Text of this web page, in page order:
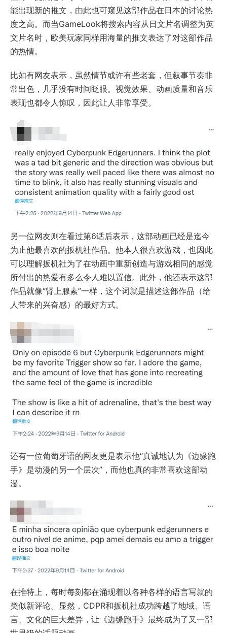
能出现新的推文，由此也可窥见这部作品在日本的讨论热
度之高。而当GameLook将搜索内容从日文片名调整为英
文片名时，欧美玩家同样用海量的推文表达了对这部作品
的热情。
比如有网友表示，虽然情节或许有些老套，但叙事节奏非
常出色，几乎没有时间眨眼。视觉效果、动画质量和音乐
表现也都令人惊叹，因此让人非常享受。
另一位网友则在看过第6话后表示，这部动画已经是迄今
为止他最喜欢的扳机社作品。他本人很喜欢游戏，也因此
可以理解扳机社为了在动画中重新创造与游戏相同的感觉
所付出的热爱有多么令人难以置信。此外，他还表示这部
作品就像“肾上腺素”一样，这个词就是描述这部作品（给
人带来的兴奋感）的最好方式。
还有一位葡萄牙语的网友更是表示他“真诚地认为《边缘跑
手》是动漫的另一个层次”，而他也真的非常喜欢这部动
漫。
在推特上，每时每刻都在涌现着以各种各样的语言写就的
类似新评论。显然，CDPR和扳机社成功跨越了地域、语
言、文化的巨大差异，让《边缘跑手》最终成为了又一部